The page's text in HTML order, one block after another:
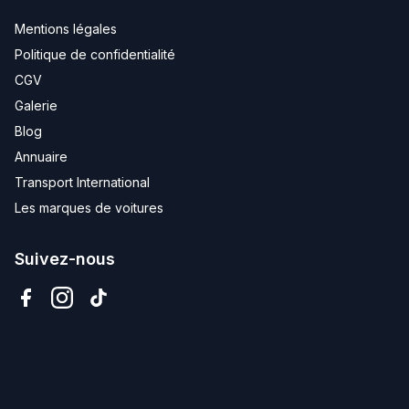
Mentions légales
Politique de confidentialité
CGV
Galerie
Blog
Annuaire
Transport International
Les marques de voitures
Suivez-nous